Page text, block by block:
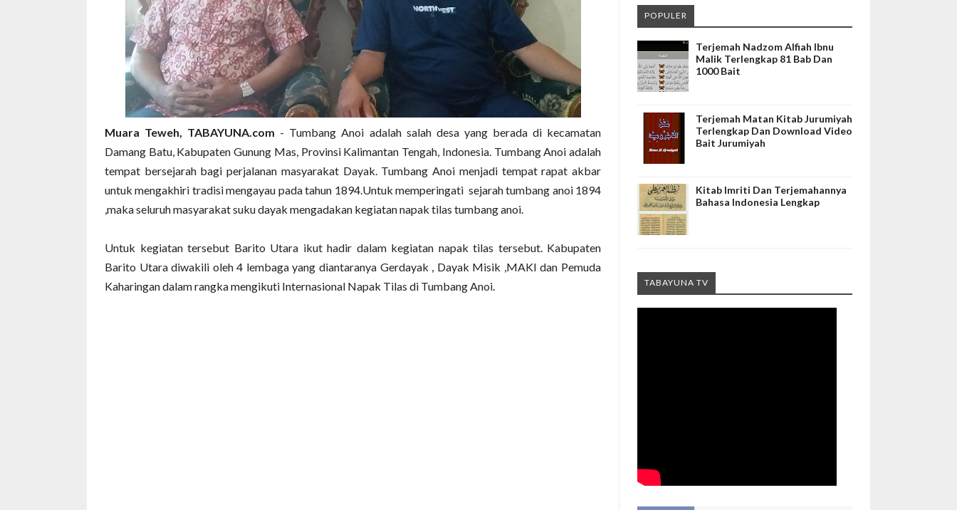
Muara Teweh, TABAYUNA.com - Tumbang Anoi adalah salah desa yang berada di kecamatan
Damang Batu, Kabupaten Gunung Mas, Provinsi Kalimantan Tengah, Indonesia. Tumbang Anoi adalah
tempat bersejarah bagi perjalanan masyarakat Dayak. Tumbang Anoi menjadi tempat rapat akbar
untuk mengakhiri tradisi mengayau pada tahun 1894.Untuk memperingati sejarah tumbang anoi 1894
,maka seluruh masyarakat suku dayak mengadakan kegiatan napak tilas tumbang anoi.
Untuk kegiatan tersebut Barito Utara ikut hadir dalam kegiatan napak tilas tersebut. Kabupaten
Barito Utara diwakili oleh 4 lembaga yang diantaranya Gerdayak , Dayak Misik ,MAKI dan Pemuda
Kaharingan dalam rangka mengikuti Internasional Napak Tilas di Tumbang Anoi.
POPULER
Terjemah Nadzom Alfiah Ibnu
Malik Terlengkap 81 Bab Dan
1000 Bait
Terjemah Matan Kitab Jurumiyah
Terlengkap Dan Download Video
Bait Jurumiyah
Kitab Imriti Dan Terjemahannya
Bahasa Indonesia Lengkap
TABAYUNA TV